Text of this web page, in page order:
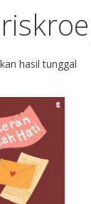
hasil tunggal